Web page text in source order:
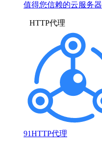
值得您信赖的云服务器
HTTP代理
91HTTP代理